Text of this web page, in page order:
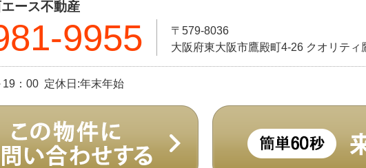
ース不動産
9955
〒579-8036
大阪府東大阪市鷹殿町4-26 クオリティ
19：00 定休日:年末年始